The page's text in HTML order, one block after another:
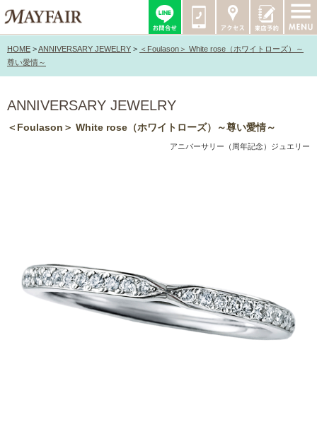
HOME >ANNIVERSARY JEWELRY > ＜Foulason＞ White rose（ホワイトローズ）～
尊い愛情～
ANNIVERSARY JEWELRY
＜Foulason＞ White rose（ホワイトローズ）～尊い愛情～
アニバーサリー（周年記念）ジュエリー